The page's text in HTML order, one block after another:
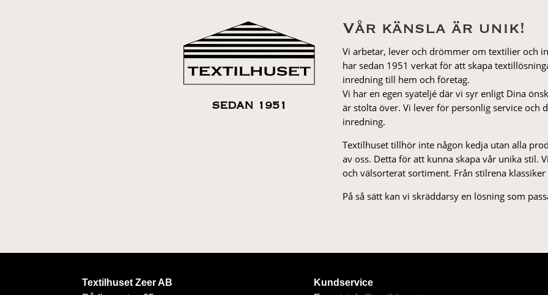
SEDAN 1951
Vår känsla är unik!
Vi arbetar, lever och drömmer om textilier och
har sedan 1951 verkat för att skapa
inredning till hem och företag.
Vi har en egen syateljé där vi syr enligt Dina
är stolta över. Vi lever för personlig service och
inredning.
Textilhuset tillhör inte någon kedja utan alla
av oss. Detta för att kunna skapa vår unika stil.
och välsorterat sor­ti­ment. Från stil­rena
På så sätt kan vi skräddarsy en lösning som
Textilhuset Zeer AB
Kundservice